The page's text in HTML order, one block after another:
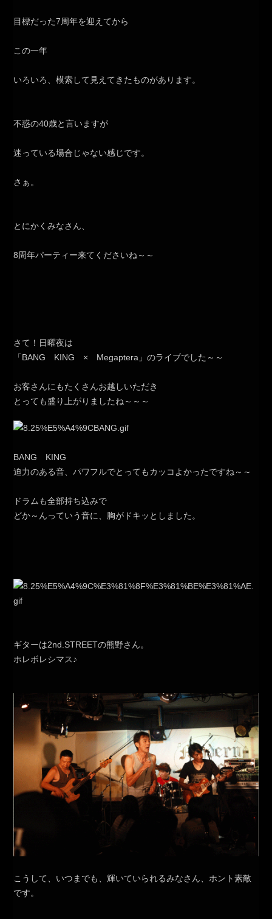
目標だった7周年を迎えてから
この一年
いろいろ、模索して見えてきたものがあります。
不惑の40歳と言いますが
迷っている場合じゃない感じです。
さぁ。
とにかくみなさん、
8周年パーティー来てくださいね～～
さて！日曜夜は
「BANG KING × Megaptera」のライブでした～～
お客さんにもたくさんお越しいただき
とっても盛り上がりましたね～～～
BANG KING
迫力のある音、パワフルでとってもカッコよかったですね～～
ドラムも全部持ち込みで
どか～んっていう音に、胸がドキッとしました。
ギターは2nd.STREETの熊野さん。
ホレボレシマス♪
こうして、いつまでも、輝いていられるみなさん、ホント素敵
です。